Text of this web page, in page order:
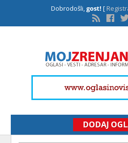
Dobrodošli,gost! [
DODAJ